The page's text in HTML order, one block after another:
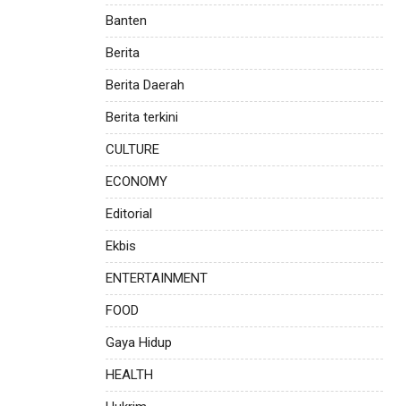
Banten
Berita
Berita Daerah
Berita terkini
CULTURE
ECONOMY
Editorial
Ekbis
ENTERTAINMENT
FOOD
Gaya Hidup
HEALTH